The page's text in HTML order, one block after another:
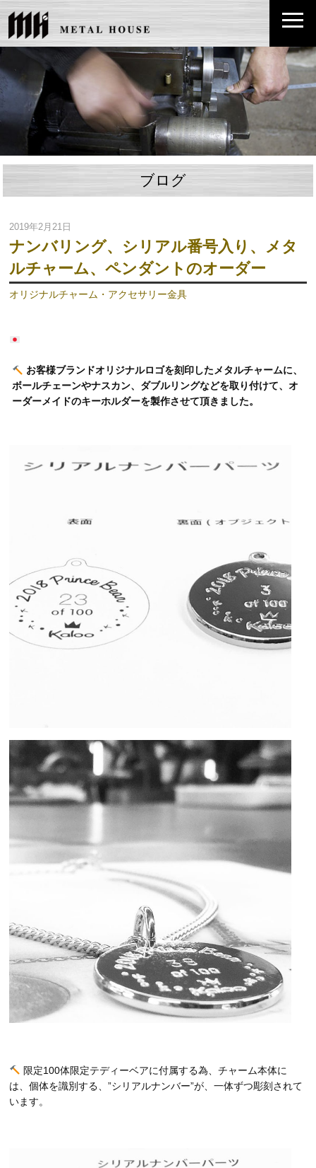
ブログ
2019年2月21日
ナンバリング、シリアル番号入り、メタ
ルチャーム、ペンダントのオーダー
オリジナルチャーム・アクセサリー金具
お客様ブランドオリジナルロゴを刻印したメタルチャームに、
ボールチェーンやナスカン、ダブルリングなどを取り付けて、オ
ーダーメイドのキーホルダーを製作させて頂きました。
限定100体限定テディーベアに付属する為、チャーム本体に
は、個体を識別する、”シリアルナンバー”が、一体ずつ彫刻されて
います。